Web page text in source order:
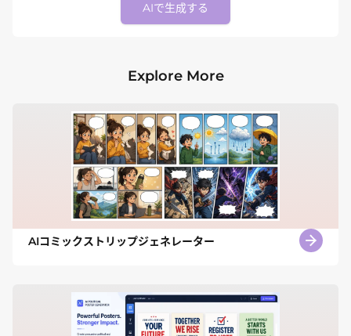
AIで生成する
Explore More
AIコミックストリップジェネレーター